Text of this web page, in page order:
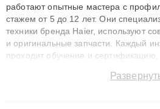
работают опытные мастера с
стажем от 5 до 12 лет. Они
техники бренда Haier, используют
и оригинальные запчасти. Каждый
проходит обучение и сертификацию,
сохранением гарантии до 3 лет.